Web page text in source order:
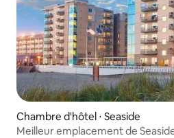
Chambre d'hôtel ⋅ Seaside
Meilleur emplacement de